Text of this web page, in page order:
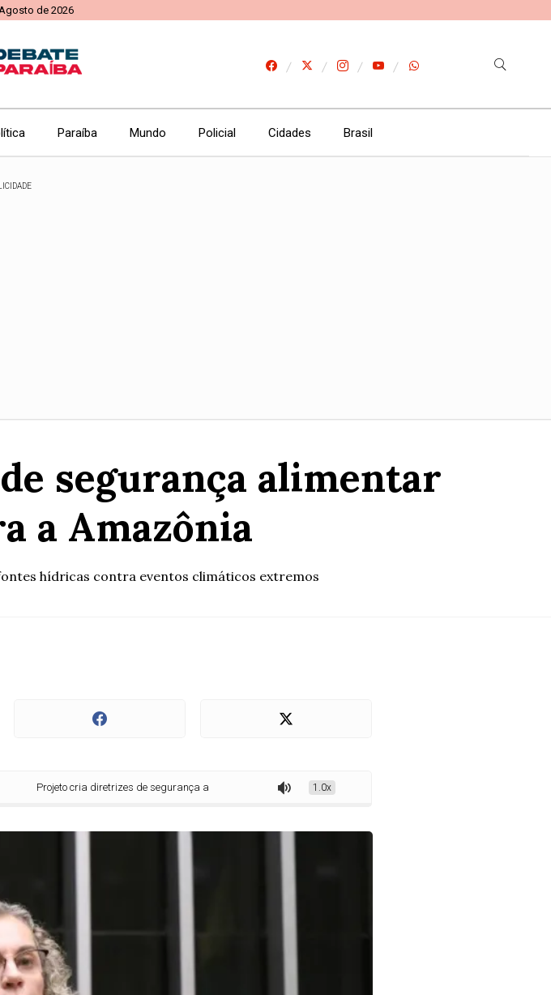
de 2026
Paraíba Mundo Policial Cidades Brasil
segurança alimentar
a Amazônia
hídricas contra eventos climáticos extremos
Projeto cria diretrizes de segurança alimentar climática para a Amazônia
1.0x